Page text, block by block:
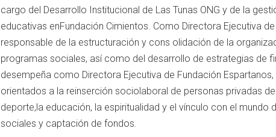
cargo del Desarrollo Institucional de Las Tunas ONG y de la
educativas enFundación Cimientos. Como Directora Ejecutiva de
responsable de la estructuración y cons olidación de la
programas sociales, así como del desarrollo de estrategias de
desempeña como Directora Ejecutiva de Fundación
orientados a la reinserción sociolaboral de personas privadas
deporte,la educación, la espiritualidad y el vínculo con el mundo
sociales y captación de fondos.